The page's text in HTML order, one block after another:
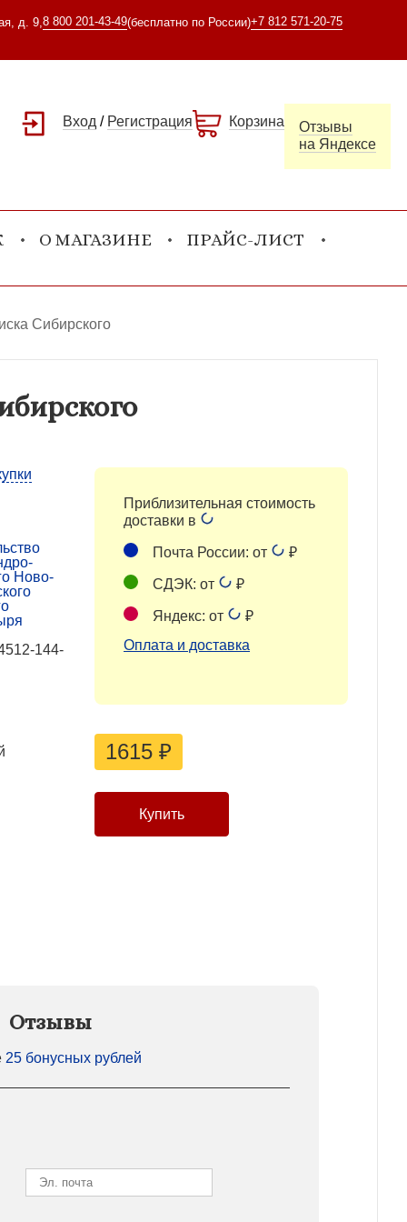
д. 9, 8 800 201-43-49(бесплатно по России)+7 812 571-20-75
Вход / Регистрация Корзина
Отзывы
на Яндексе
О МАГАЗИНЕ ПРАЙС-ЛИСТ
Сибирского
Ново-
144-
Приблизительная стоимость
доставки в
Почта России: от ₽
СДЭК: от ₽
Яндекс: от
₽
Оплата и доставка
1615 ₽
Отзывы
25 бонусных рублей